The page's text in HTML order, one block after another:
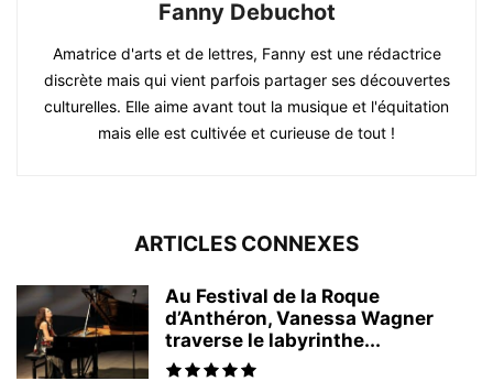
Fanny Debuchot
Amatrice d'arts et de lettres, Fanny est une rédactrice
discrète mais qui vient parfois partager ses découvertes
culturelles. Elle aime avant tout la musique et l'équitation
mais elle est cultivée et curieuse de tout !
ARTICLES CONNEXES
Au Festival de la Roque
d’Anthéron, Vanessa Wagner
traverse le labyrinthe...